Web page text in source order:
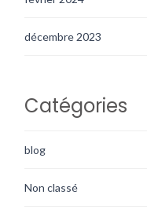
décembre 2023
Catégories
blog
Non classé